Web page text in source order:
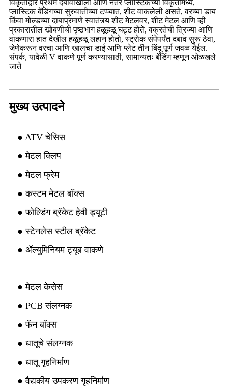
विकृतीद्वारे प्रथम दबावाखाली आणि नंतर प्लास्टिकच्या विकृतीमध्ये,
प्लास्टिक बेंडिंगच्या सुरुवातीच्या टप्प्यात, शीट वाकलेली असते, वरच्या डाय
किंवा मोल्डच्या दाबाप्रमाणे स्वातंत्र्य शीट मेटलवर, शीट मेटल आणि व्ही
प्रकारातील खोबणीची पृष्ठभाग हळूहळू घट्ट होते, वक्रतेची त्रिज्या आणि
वाकणारा हात देखील हळूहळू लहान होतो, स्ट्रोक संपेपर्यंत दबाव सुरू ठेवा,
जेणेकरून वरचा आणि खालचा डाई आणि प्लेट तीन बिंदू पूर्ण जवळ येईल.
संपर्क, यावेळी V वाकणे पूर्ण करण्यासाठी, सामान्यतः बेंडिंग म्हणून ओळखले
जाते
मुख्य उत्पादने
● ATV चेसिस
● मेटल क्लिप
● मेटल फ्रेम
● कस्टम मेटल बॉक्स
● फोल्डिंग ब्रॅकेट हेवी ड्यूटी
● स्टेनलेस स्टील ब्रॅकेट
● ॲल्युमिनियम ट्यूब वाकणे
● मेटल केसेस
● PCB संलग्नक
● फॅन बॉक्स
● धातूचे संलग्नक
● धातू गृहनिर्माण
● वैद्यकीय उपकरण गृहनिर्माण